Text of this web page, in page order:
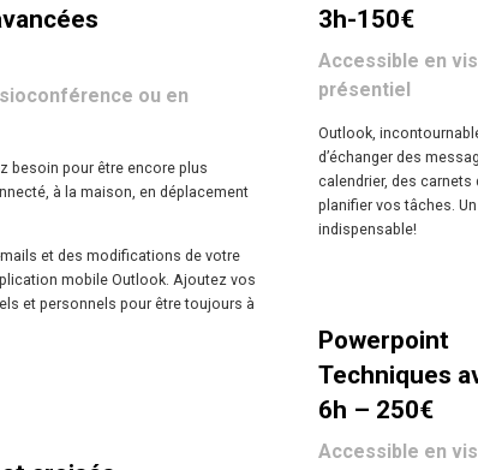
ou en
besoin pour être encore plus
à la maison, en déplacement
et des modifications de votre
mobile Outlook. Ajoutez vos
et personnels pour être toujours à
3h-150€
Accessible en
présentiel
Outlook,
d’échanger des
calendrier, des carnets
planifier vos tâches.
indispensable!
Powerpoint
Techniques
6h – 250€
Accessible en